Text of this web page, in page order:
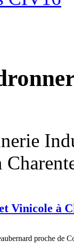
Vinicole à
proche de